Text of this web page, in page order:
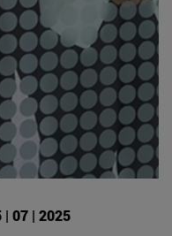
| 07 | 2025